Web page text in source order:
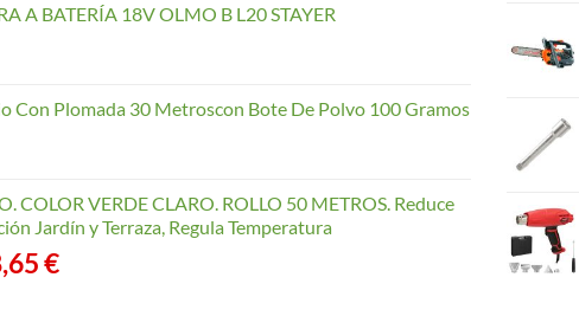
A BATERÍA 18V OLMO B L20 STAYER
Con Plomada 30 Metroscon Bote De Polvo 100 Gramos
COLOR VERDE CLARO. ROLLO 50 METROS. Reduce
Jardín y Terraza, Regula Temperatura
€Rango